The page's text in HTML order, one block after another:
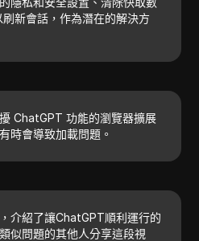
新會話，作為潛在的解決方
ChatGPT 功能的瀏覽器擴展
時會導致加載問題。
介紹了讓ChatGPT順利運行的
似問題的其他人分享這段視